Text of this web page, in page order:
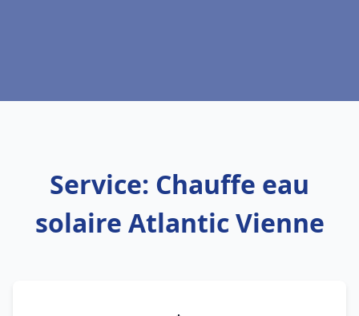
Service: Chauffe eau
solaire Atlantic Vienne